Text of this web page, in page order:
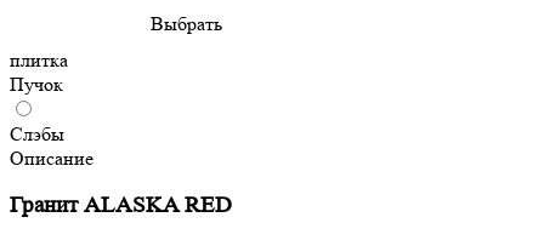
Выбрать
плитка
Пучок
Слэбы
Описание
Гранит ALASKA RED